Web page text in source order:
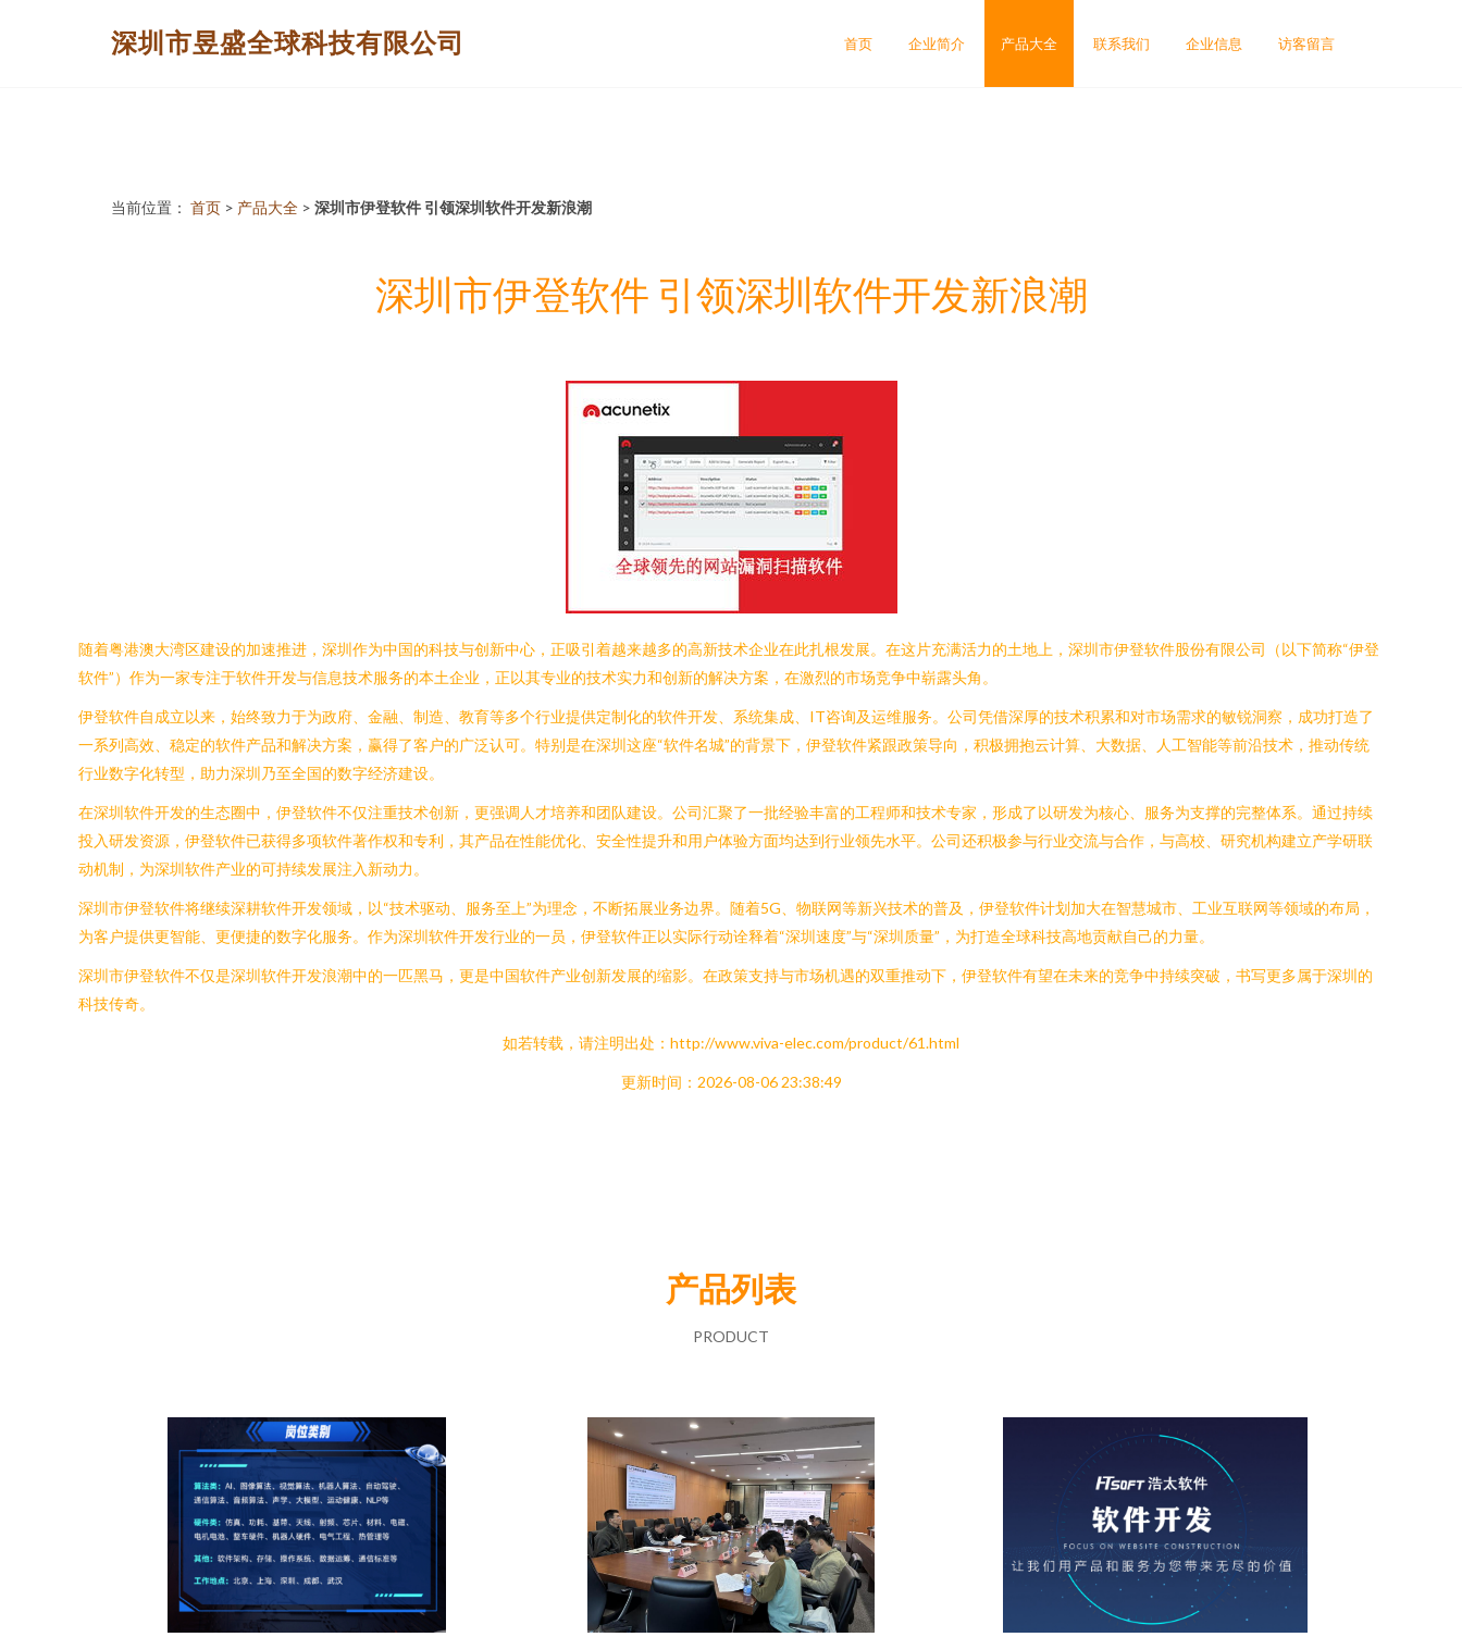
深圳市昱盛全球科技有限公司 首页 企业简介 产品大全 联系我们 企业信息 访客留言
当前位置： 首页 > 产品大全 > 深圳市伊登软件 引领深圳软件开发新浪潮
深圳市伊登软件 引领深圳软件开发新浪潮
随着粤港澳大湾区建设的加速推进，深圳作为中国的科技与创新中心，正吸引着越来越多的高新技术企业在此扎根发展。在这片充满活力的土地上，深圳市伊登软件股份有限公司（以下简称“伊登
软件”）作为一家专注于软件开发与信息技术服务的本土企业，正以其专业的技术实力和创新的解决方案，在激烈的市场竞争中崭露头角。
伊登软件自成立以来，始终致力于为政府、金融、制造、教育等多个行业提供定制化的软件开发、系统集成、IT咨询及运维服务。公司凭借深厚的技术积累和对市场需求的敏锐洞察，成功打造了
一系列高效、稳定的软件产品和解决方案，赢得了客户的广泛认可。特别是在深圳这座“软件名城”的背景下，伊登软件紧跟政策导向，积极拥抱云计算、大数据、人工智能等前沿技术，推动传统
行业数字化转型，助力深圳乃至全国的数字经济建设。
在深圳软件开发的生态圈中，伊登软件不仅注重技术创新，更强调人才培养和团队建设。公司汇聚了一批经验丰富的工程师和技术专家，形成了以研发为核心、服务为支撑的完整体系。通过持续
投入研发资源，伊登软件已获得多项软件著作权和专利，其产品在性能优化、安全性提升和用户体验方面均达到行业领先水平。公司还积极参与行业交流与合作，与高校、研究机构建立产学研联
动机制，为深圳软件产业的可持续发展注入新动力。
深圳市伊登软件将继续深耕软件开发领域，以“技术驱动、服务至上”为理念，不断拓展业务边界。随着5G、物联网等新兴技术的普及，伊登软件计划加大在智慧城市、工业互联网等领域的布局，
为客户提供更智能、更便捷的数字化服务。作为深圳软件开发行业的一员，伊登软件正以实际行动诠释着“深圳速度”与“深圳质量”，为打造全球科技高地贡献自己的力量。
深圳市伊登软件不仅是深圳软件开发浪潮中的一匹黑马，更是中国软件产业创新发展的缩影。在政策支持与市场机遇的双重推动下，伊登软件有望在未来的竞争中持续突破，书写更多属于深圳的
科技传奇。
如若转载，请注明出处：http://www.viva-elec.com/product/61.html
更新时间：2026-08-06 23:38:49
产品列表
PRODUCT